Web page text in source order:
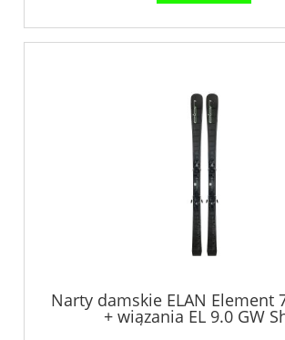
Narty damskie ELAN Element
+ wiązania EL 9.0 GW